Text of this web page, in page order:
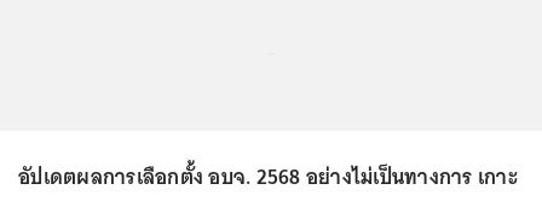
อัปเดตผลการเลือกตั้ง อบจ. 2568 อย่างไม่เป็นทางการ เกาะ